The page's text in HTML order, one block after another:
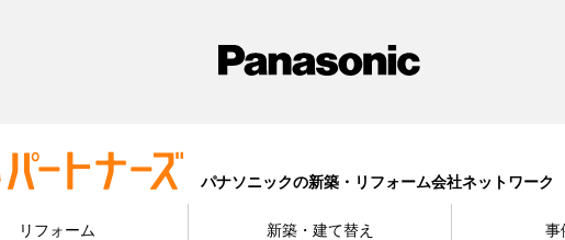
パナソニックの新築・リフォーム会社ネットワーク
リフォーム 新築・建て替え 事